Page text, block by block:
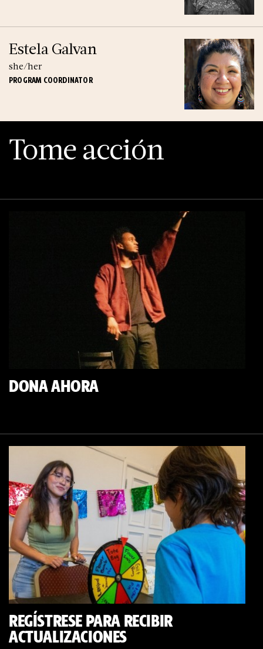
Estela Galvan
she/her
PROGRAM COORDINATOR
Tome acción
DONA AHORA
REGÍSTRESE PARA RECIBIR
ACTUALIZACIONES